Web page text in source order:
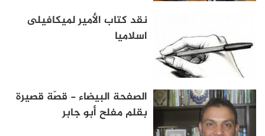
نقد كتاب الأمير لميكافيلى
اسلاميا
الصفحة البيضاء - قصّة قصيرة
بقلم مفلح أبو جابر